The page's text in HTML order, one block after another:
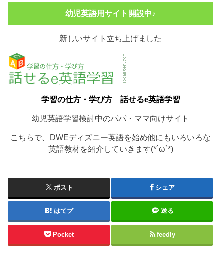
幼児英語用サイト開設中♪
新しいサイト立ち上げました
学習の仕方・学び方 話せるe英語学習
幼児英語学習検討中のパパ・ママ向けサイト
こちらで、DWEディズニー英語を始め他にもいろいろな
英語教材を紹介していきます(*´ω`*)
ポスト シェア
はてブ 送る
Pocket feedly